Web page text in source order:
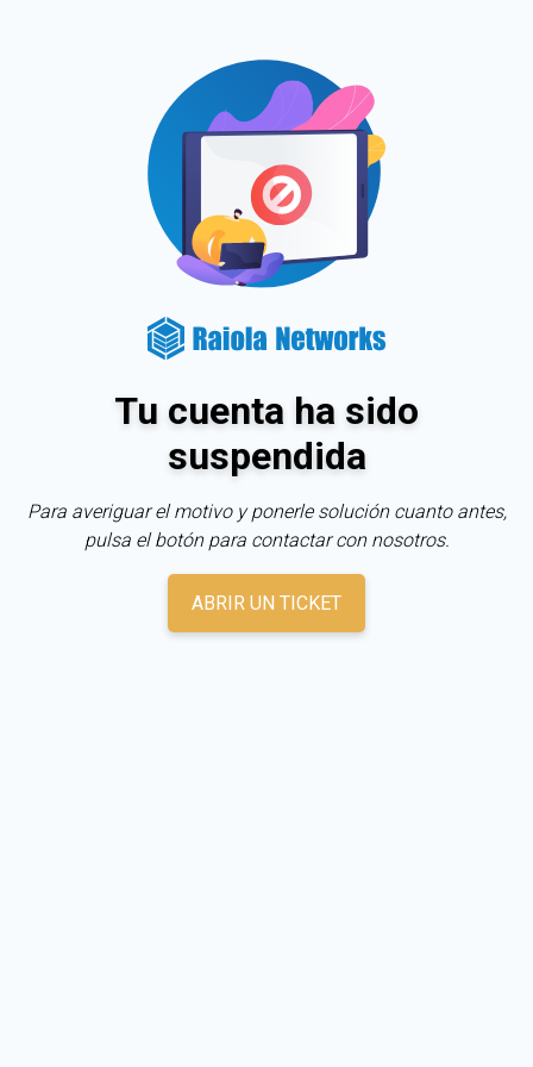
Tu cuenta ha sido
suspendida
Para averiguar el motivo y ponerle solución cuanto antes,
pulsa el botón para contactar con nosotros.
ABRIR UN TICKET